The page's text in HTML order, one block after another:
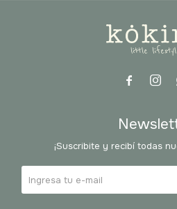
 
¡Suscribite y recibí todas